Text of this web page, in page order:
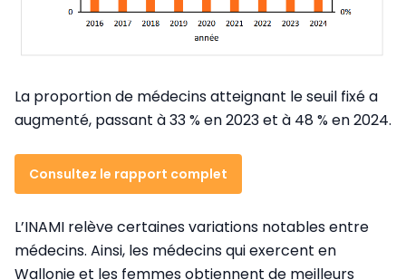
La proportion de médecins atteignant le seuil fixé a
augmenté, passant à 33 % en 2023 et à 48 % en 2024.
Consultez le rapport complet
L’INAMI relève certaines variations notables entre
médecins. Ainsi, les médecins qui exercent en
Wallonie et les femmes obtiennent de meilleurs